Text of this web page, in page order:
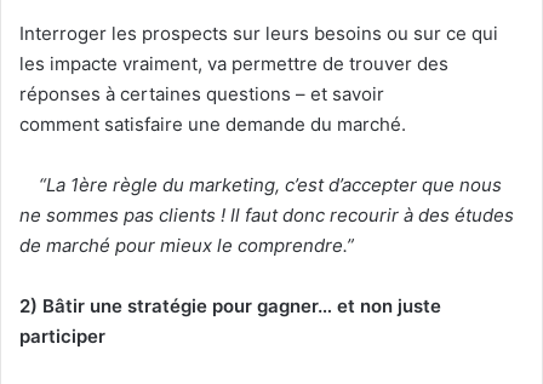
Interroger les prospects sur leurs besoins ou sur ce qui
les impacte vraiment, va permettre de trouver des
réponses à certaines questions – et savoir
comment satisfaire une demande du marché.
“La 1ère règle du marketing, c’est d’accepter que nous
ne sommes pas clients ! Il faut donc recourir à des études
de marché pour mieux le comprendre.”
2) Bâtir une stratégie pour gagner… et non juste
participer